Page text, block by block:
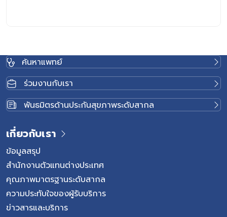
ตีบ คืออะไร เส้นเลือดหัวใจตีบ หรือโรคหลอดเลือดหัวใจตีบ
(Coronary Artery Disease: CAD) คือ ภาวะที่หลอดเลือด
หัวใจซึ่งทำหน้าที่นำเลือดและออกซิเจนไปเลี้ยงกล้ามเนื้อหัวใจ
เกิดการตีบแคบลง ส่งผลให้เลือดไปเลี้ยงหัวใจได้ไม่เพียงพอ
โดยเฉพาะในช่วงที่หัวใจต้องการออกซิเจนมากขึ้น เช่น ขณะ
ออกกำลังกาย เดินเร็ว หรือทำกิจกรรมที่ใช้แรง โดยสาเหตุ
หลัก ๆ เกิดจากภาวะหลอดเลือดแดงแข็ง (Atherosclerosis)
ซึ่งเกิดจากการสะสมไขมัน คอเลสเตอรอล และสารต่าง ๆ
ภายในผนังหลอดเลือด จนเกิดเป็นคราบพลัค (Plaque) ทำให้
ช่องทางเดินเลือดค่อย ๆ แคบลงเมื่อเลือดไปเลี้ยงกล้ามเนื้อ
หัวใจลดลง ผู้ป่วยอาจมีอาการแน่นหน้าอก เจ็บหน้าอก เหนื่อย
ง่าย หรือหายใจไม่อิ่ม โดยอาการอาจชัดเจนขึ้น เมื่อหัวใจต้อง
ทำงานหนักขึ้น โรคเส้นเลือดหัวใจตีบมักค่อย […]
ค้นหาแพทย์
ร่วมงานกับเรา
พันธมิตรด้านประกันสุขภาพระดับสากล
เกี่ยวกับเรา
ข้อมูลสรุป
สำนักงานตัวแทนต่างประเทศ
คุณภาพมาตรฐานระดับสากล
ความประทับใจของผู้รับบริการ
ข่าวสารและบริการ